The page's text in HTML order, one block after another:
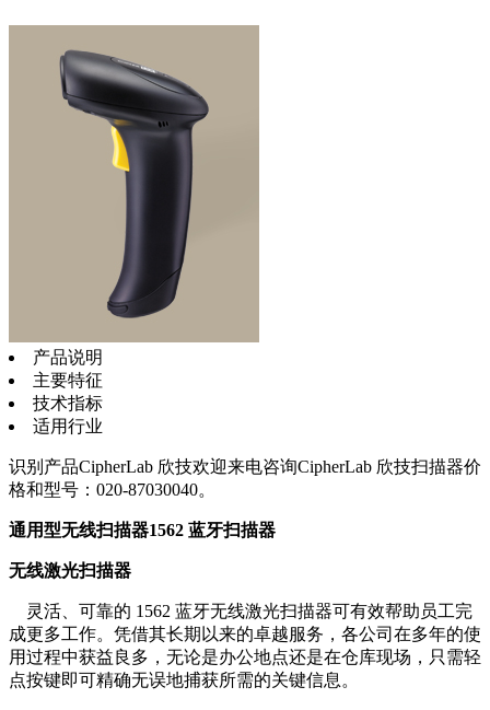
产品说明
主要特征
技术指标
适用行业
识别产品CipherLab 欣技欢迎来电咨询CipherLab 欣技扫描器价
格和型号：020-87030040。
通用型无线扫描器1562 蓝牙扫描器
无线激光扫描器
灵活、可靠的 1562 蓝牙无线激光扫描器可有效帮助员工完
成更多工作。凭借其长期以来的卓越服务，各公司在多年的使
用过程中获益良多，无论是办公地点还是在仓库现场，只需轻
点按键即可精确无误地捕获所需的关键信息。